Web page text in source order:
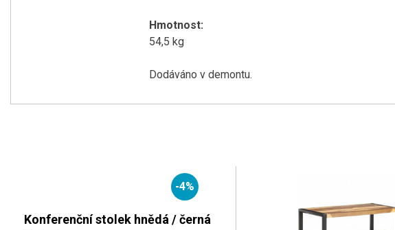
Hmotnost:
54,5 kg
Dodáváno v demontu.
-4%
Konferenční stolek hnědá / černá